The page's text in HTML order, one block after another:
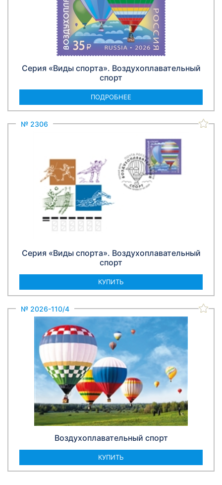
Серия «Виды спорта». Воздухоплавательный
спорт
ПОДРОБНЕЕ
№ 2306
Серия «Виды спорта». Воздухоплавательный
спорт
КУПИТЬ
№ 2026-110/4
Воздухоплавательный спорт
КУПИТЬ